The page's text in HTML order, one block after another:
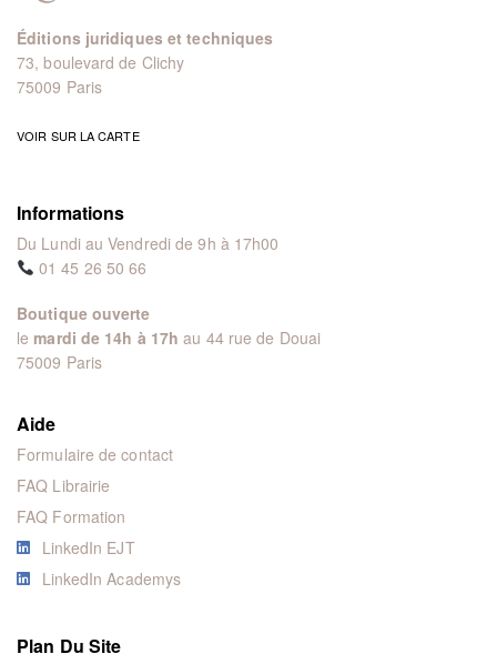
Éditions juridiques et techniques
73, boulevard de Clichy
75009 Paris
VOIR SUR LA CARTE
Informations
Du Lundi au Vendredi de 9h à 17h00
01 45 26 50 66
Boutique ouverte
le mardi de 14h à 17h au 44 rue de Douai
75009 Paris
Aide
Formulaire de contact
FAQ Librairie
FAQ Formation
LinkedIn EJT
LinkedIn Academys
Plan Du Site